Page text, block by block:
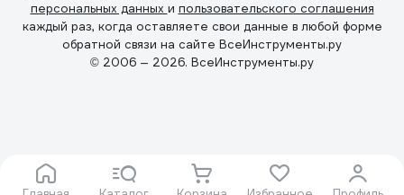
персональных данных и пользовательского соглашения
каждый раз, когда оставляете свои данные в любой форме
обратной связи на сайте ВсеИнструменты.ру
© 2006 — 2026. ВсеИнструменты.ру